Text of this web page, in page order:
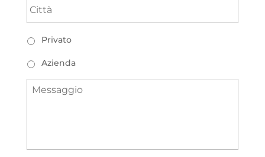
Tipologia
Privato
Azienda
Messaggio